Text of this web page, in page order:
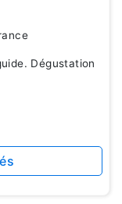
Dégustation